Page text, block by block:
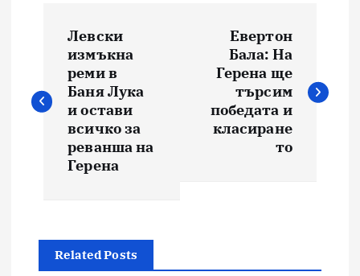
Навигация
Левски
измъкна
реми в
Баня Лука
и остави
всичко за
реванша на
Герена
Евертон
Бала: На
Герена ще
търсим
победата и
класиране
то
Related Posts